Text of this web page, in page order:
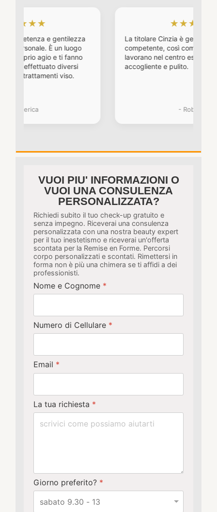
e gentilezza
È un luogo
e ti fanno
diversi
viso.
★★★★★
La titolare Cinzia è gentile cordiale e
competente, così come le ragazze che
lavorano nel centro estetico. Un posto
accogliente e pulito.
VUOI PIU' INFORMAZIONI O
VUOI UNA CONSULENZA
PERSONALIZZATA?
Richiedi subito il tuo check-up gratuito e
senza impegno. Riceverai una consulenza
personalizzata con una nostra beauty expert
per il tuo inestetismo e riceverai un'offerta
scontata per la Remise en Forme. Percorsi
corpo personalizzati e scontati. Rimettersi in
forma non è più una chimera se ti affidi a dei
professionisti.
Nome e Cognome *
Numero di Cellulare *
Email *
La tua richiesta *
Giorno preferito? *